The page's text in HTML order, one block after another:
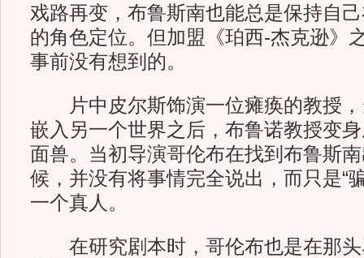
戏路再变，布鲁斯南也能总是保持自
的角色定位。但加盟《珀西-杰克逊》
事前没有想到的。
片中皮尔斯饰演一位瘫痪的教授，
嵌入另一个世界之后，布鲁诺教授变
面兽。当初导演哥伦布在找到布鲁斯
候，并没有将事情完全说出，而只是“
一个真人。
在研究剧本时，哥伦布也是在那头